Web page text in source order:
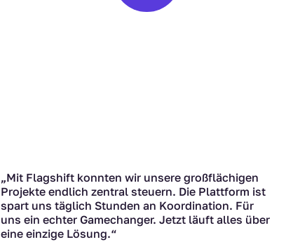
„Mit Flagshift konnten wir unsere großflächigen
Projekte endlich zentral steuern. Die Plattform ist
spart uns täglich Stunden an Koordination. Für
uns ein echter Gamechanger. Jetzt läuft alles über
eine einzige Lösung.“